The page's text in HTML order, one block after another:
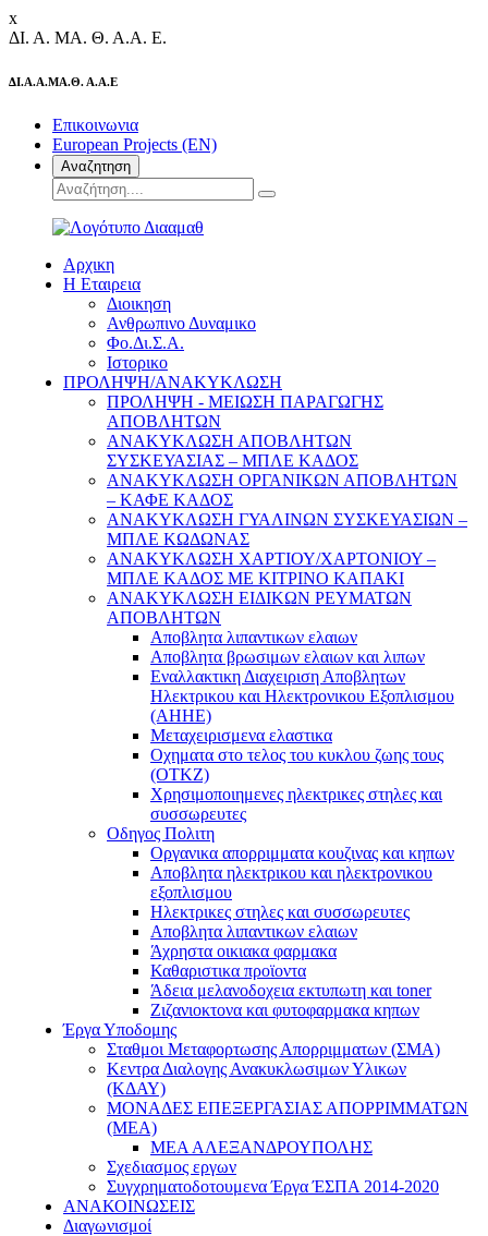
x
ΔΙ. Α. ΜΑ. Θ. Α.Α. Ε.
ΔΙ.Α.Α.ΜΑ.Θ. Α.Α.Ε
Επικοινωνια
European Projects (EN)
Αναζητηση
Αρχικη
Η Εταιρεια
Διοικηση
Ανθρωπινο Δυναμικο
Φο.Δι.Σ.Α.
Ιστορικο
ΠΡΟΛΗΨΗ/ΑΝΑΚΥΚΛΩΣΗ
ΠΡΟΛΗΨΗ - ΜΕΙΩΣΗ ΠΑΡΑΓΩΓΗΣ
ΑΠΟΒΛΗΤΩΝ
ΑΝΑΚΥΚΛΩΣΗ ΑΠΟΒΛΗΤΩΝ
ΣΥΣΚΕΥΑΣΙΑΣ – ΜΠΛΕ ΚΑΔΟΣ
ΑΝΑΚΥΚΛΩΣΗ ΟΡΓΑΝΙΚΩΝ ΑΠΟΒΛΗΤΩΝ
– ΚΑΦΕ ΚΑΔΟΣ
ΑΝΑΚΥΚΛΩΣΗ ΓΥΑΛΙΝΩΝ ΣΥΣΚΕΥΑΣΙΩΝ –
ΜΠΛΕ ΚΩΔΩΝΑΣ
ΑΝΑΚΥΚΛΩΣΗ ΧΑΡΤΙΟΥ/ΧΑΡΤΟΝΙΟΥ –
ΜΠΛΕ ΚΑΔΟΣ ΜΕ ΚΙΤΡΙΝΟ ΚΑΠΑΚΙ
ΑΝΑΚΥΚΛΩΣΗ ΕΙΔΙΚΩΝ ΡΕΥΜΑΤΩΝ
ΑΠΟΒΛΗΤΩΝ
Αποβλητα λιπαντικων ελαιων
Αποβλητα βρωσιμων ελαιων και λιπων
Εναλλακτικη Διαχειριση Αποβλητων
Ηλεκτρικου και Ηλεκτρονικου Εξοπλισμου
(ΑΗΗΕ)
Μεταχειρισμενα ελαστικα
Οχηματα στο τελος του κυκλου ζωης τους
(ΟΤΚΖ)
Χρησιμοποιημενες ηλεκτρικες στηλες και
συσσωρευτες
Οδηγος Πολιτη
Οργανικα απορριμματα κουζινας και κηπων
Αποβλητα ηλεκτρικου και ηλεκτρονικου
εξοπλισμου
Ηλεκτρικες στηλες και συσσωρευτες
Αποβλητα λιπαντικων ελαιων
Άχρηστα οικιακα φαρμακα
Καθαριστικα προϊοντα
Άδεια μελανοδοχεια εκτυπωτη και toner
Ζιζανιοκτονα και φυτοφαρμακα κηπων
Έργα Υποδομης
Σταθμοι Μεταφορτωσης Απορριμματων (ΣΜΑ)
Κεντρα Διαλογης Ανακυκλωσιμων Υλικων
(ΚΔΑΥ)
ΜΟΝΑΔΕΣ ΕΠΕΞΕΡΓΑΣΙΑΣ ΑΠΟΡΡΙΜΜΑΤΩΝ
(ΜΕΑ)
ΜΕΑ ΑΛΕΞΑΝΔΡΟΥΠΟΛΗΣ
Σχεδιασμος εργων
Συγχρηματοδοτουμενα Έργα ΈΣΠΑ 2014-2020
ΑΝΑΚΟΙΝΩΣΕΙΣ
Διαγωνισμοί